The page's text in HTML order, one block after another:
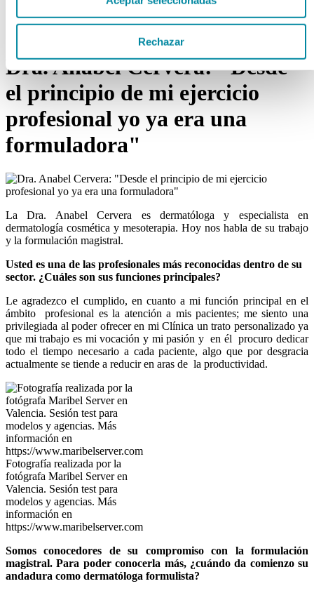
Rechazar
Base para Formulación
Dra. Anabel Cervera: "Desde
el principio de mi ejercicio
profesional yo ya era una
formuladora"
La Dra. Anabel Cervera es dermatóloga y especialista en
dermatología cosmética y mesoterapia. Hoy nos habla de su trabajo
y la formulación magistral.
Usted es una de las profesionales más reconocidas dentro de su
sector. ¿Cuáles son sus funciones principales?
Le agradezco el cumplido, en cuanto a mi función principal en el
ámbito profesional es la atención a mis pacientes; me siento una
privilegiada al poder ofrecer en mi Clínica un trato personalizado ya
que mi trabajo es mi vocación y mi pasión y en él procuro dedicar
todo el tiempo necesario a cada paciente, algo que por desgracia
actualmente se tiende a reducir en aras de la productividad.
Fotografía realizada por la
fotógrafa Maribel Server en
Valencia. Sesión test para
modelos y agencias. Más
información en
https://www.maribelserver.com
Somos conocedores de su compromiso con la formulación
magistral. Para poder conocerla más, ¿cuándo da comienzo su
andadura como dermatóloga formulista?